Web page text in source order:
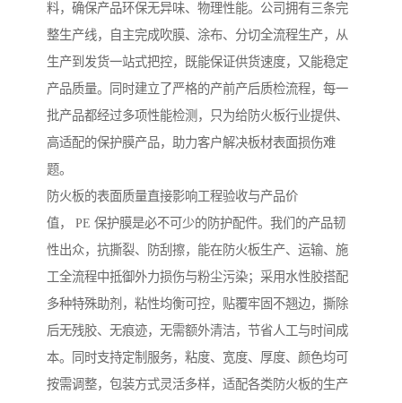
料，确保产品环保无异味、物理性能。公司拥有三条完
整生产线，自主完成吹膜、涂布、分切全流程生产，从
生产到发货一站式把控，既能保证供货速度，又能稳定
产品质量。同时建立了严格的产前产后质检流程，每一
批产品都经过多项性能检测，只为给防火板行业提供、
高适配的保护膜产品，助力客户解决板材表面损伤难
题。
防火板的表面质量直接影响工程验收与产品价
值， PE 保护膜是必不可少的防护配件。我们的产品韧
性出众，抗撕裂、防刮擦，能在防火板生产、运输、施
工全流程中抵御外力损伤与粉尘污染；采用水性胶搭配
多种特殊助剂，粘性均衡可控，贴覆牢固不翘边，撕除
后无残胶、无痕迹，无需额外清洁，节省人工与时间成
本。同时支持定制服务，粘度、宽度、厚度、颜色均可
按需调整，包装方式灵活多样，适配各类防火板的生产